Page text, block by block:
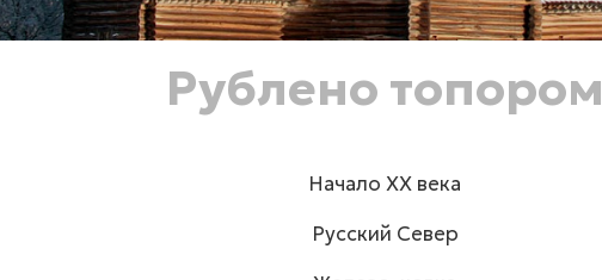
Рублено топором
Начало XX века
Русский Север